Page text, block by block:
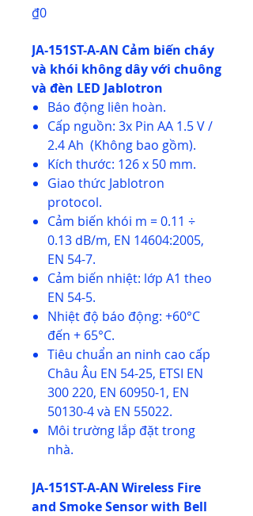
₫0Price
JA-151ST-A-AN Cảm biến cháy
và khói không dây với chuông
và đèn LED Jablotron
Báo động liên hoàn.
Cấp nguồn: 3x Pin AA 1.5 V /
2.4 Ah (Không bao gồm).
Kích thước: 126 x 50 mm.
Giao thức Jablotron
protocol.
Cảm biến khói m = 0.11 ÷
0.13 dB/m, EN 14604:2005,
EN 54-7.
Cảm biến nhiệt: lớp A1 theo
EN 54-5.
Nhiệt độ báo động: +60°C
đến + 65°C.
Tiêu chuẩn an ninh cao cấp
Châu Âu EN 54-25, ETSI EN
300 220, EN 60950-1, EN
50130-4 và EN 55022.
Môi trường lắp đặt trong
nhà.
JA-151ST-A-AN Wireless Fire
and Smoke Sensor with Bell